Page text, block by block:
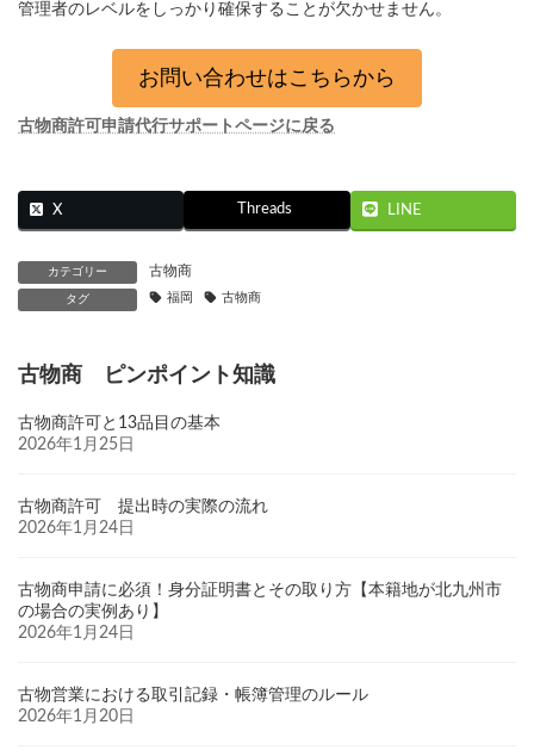
管理者のレベルをしっかり確保することが欠かせません。
お問い合わせはこちらから
古物商許可申請代行サポートページに戻る
X Threads LINE
カテゴリー 古物商
タグ 福岡 古物商
古物商 ピンポイント知識
古物商許可と13品目の基本
2026年1月25日
古物商許可 提出時の実際の流れ
2026年1月24日
古物商申請に必須！身分証明書とその取り方【本籍地が北九州市
の場合の実例あり】
2026年1月24日
古物営業における取引記録・帳簿管理のルール
2026年1月20日